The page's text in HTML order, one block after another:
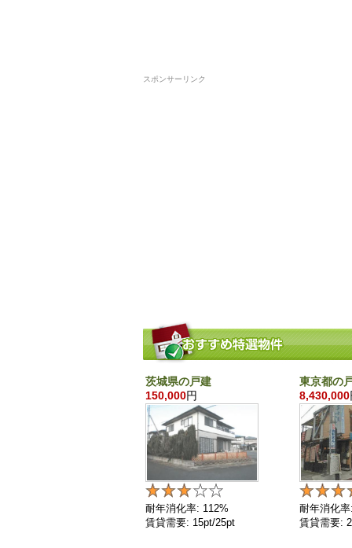
スポンサーリンク
茨城県の戸建
150,000円
耐年消化率: 112%
賃貸需要: 15pt/25pt
東京都の
8,430,000
耐年消化
賃貸需要: